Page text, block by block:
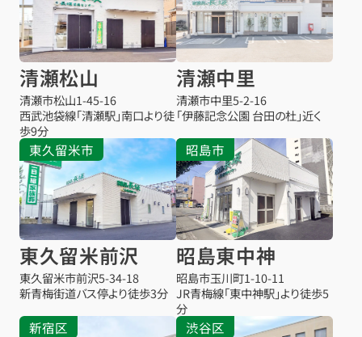
清瀬松山
清瀬市松山1-45-16
西武池袋線「清瀬駅」南口より徒
歩9分
清瀬中里
清瀬市中里5-2-16
「伊藤記念公園 台田の杜」近く
東久留米市
東久留米前沢
東久留米市前沢5-34-18
新青梅街道バス停より徒歩3分
昭島市
昭島東中神
昭島市玉川町1-10-11
JR青梅線「東中神駅」より徒歩5
分
新宿区 渋谷区